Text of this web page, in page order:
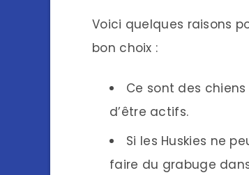
Voici quelques raisons
bon choix :
Ce sont des
d’être actifs.
Si les Huskies ne
faire du grabuge